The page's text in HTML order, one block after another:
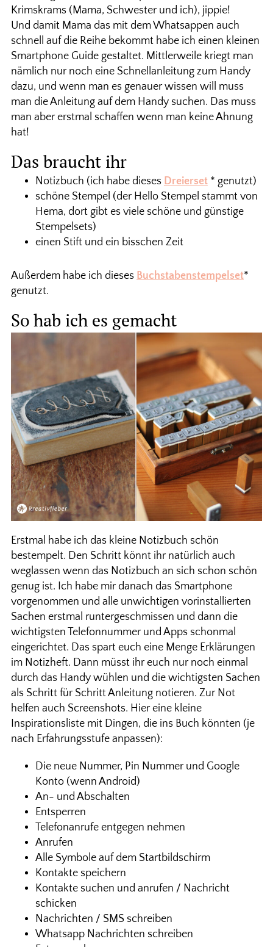
Krimskrams (Mama, Schwester und ich), jippie!
Und damit Mama das mit dem Whatsappen auch
schnell auf die Reihe bekommt habe ich einen kleinen
Smartphone Guide gestaltet. Mittlerweile kriegt man
nämlich nur noch eine Schnellanleitung zum Handy
dazu, und wenn man es genauer wissen will muss
man die Anleitung auf dem Handy suchen. Das muss
man aber erstmal schaffen wenn man keine Ahnung
hat!
Das braucht ihr
Notizbuch (ich habe dieses Dreierset* genutzt)
schöne Stempel (der Hello Stempel stammt von
Hema, dort gibt es viele schöne und günstige
Stempelsets)
einen Stift und ein bisschen Zeit
Außerdem habe ich dieses Buchstabenstempelset*
genutzt.
So hab ich es gemacht
Erstmal habe ich das kleine Notizbuch schön
bestempelt. Den Schritt könnt ihr natürlich auch
weglassen wenn das Notizbuch an sich schon schön
genug ist. Ich habe mir danach das Smartphone
vorgenommen und alle unwichtigen vorinstallierten
Sachen erstmal runtergeschmissen und dann die
wichtigsten Telefonnummer und Apps schonmal
eingerichtet. Das spart euch eine Menge Erklärungen
im Notizheft. Dann müsst ihr euch nur noch einmal
durch das Handy wühlen und die wichtigsten Sachen
als Schritt für Schritt Anleitung notieren. Zur Not
helfen auch Screenshots. Hier eine kleine
Inspirationsliste mit Dingen, die ins Buch könnten (je
nach Erfahrungsstufe anpassen):
Die neue Nummer, Pin Nummer und Google
Konto (wenn Android)
An- und Abschalten
Entsperren
Telefonanrufe entgegen nehmen
Anrufen
Alle Symbole auf dem Startbildschirm
Kontakte speichern
Kontakte suchen und anrufen / Nachricht
schicken
Nachrichten / SMS schreiben
Whatsapp Nachrichten schreiben